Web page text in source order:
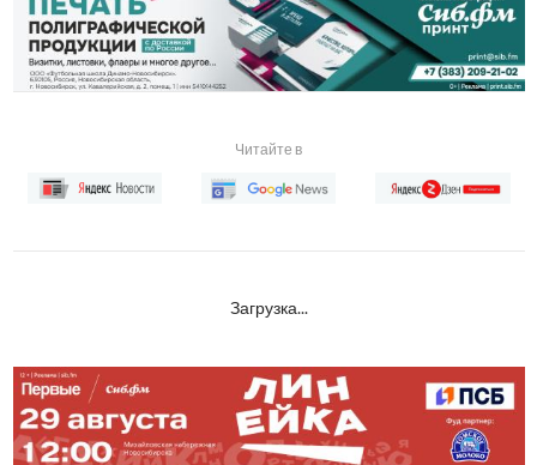
Читайте в
Загрузка...